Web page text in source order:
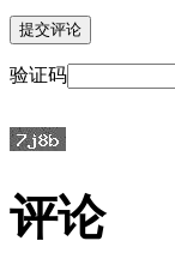
验证码
评论